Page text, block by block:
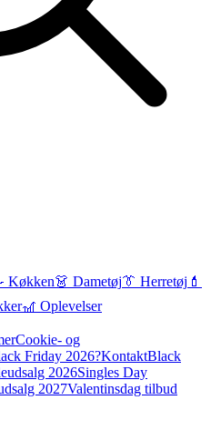
Køkken👗 Dametøj👔 Herretøj 💄
🎢 Oplevelser
Cookie- og
Friday 2026?KontaktBlack
2026Singles Day
2027Valentinsdag tilbud